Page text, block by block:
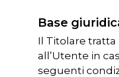
Base
Il Titolare tratta
all’Utente in
seguenti